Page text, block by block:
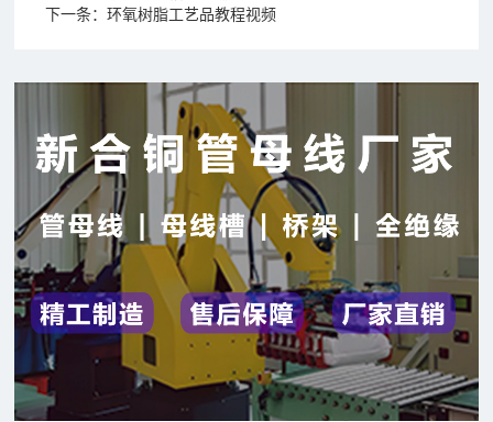
下一条：环氧树脂工艺品教程视频